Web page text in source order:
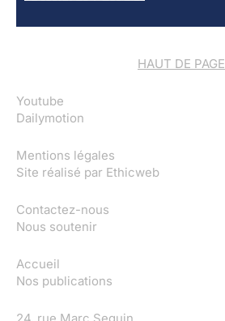
HAUT DE PAGE
Youtube
Dailymotion
Mentions légales
Site réalisé par Ethicweb
Contactez-nous
Nous soutenir
Accueil
Nos publications